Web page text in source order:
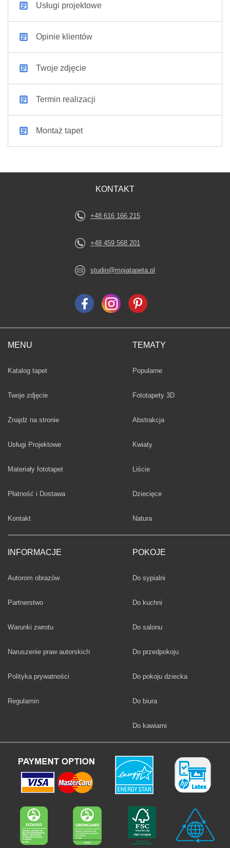
Usługi projektowe
Opinie klientów
Twoje zdjęcie
Termin realizacji
Montaż tapet
MENU
Katalog tapet
Twoje zdjęcie
Znajdż na stronie
Usługi Projektowe
Materiały fototapet
Płatność i Dostawa
Kontakt
INFORMACJE
Autorom obrazów
Partnerstwo
Warunki zwrotu
Naruszenie praw autorskich
Polityka prywatności
Regulamin
TEMATY
Fototapety
Popularne
Fototapety 3D
Fototapety
Abstrakcja
Fototapety
Kwiaty
Fototapety
Liście
Fototapety
Dziecięce
Fototapety
Natura
POKOJE
Fototapety
Do sypialni
Fototapety
Do kuchni
Fototapety
Do salonu
Fototapety
Do przedpokoju
Fototapety
Do pokoju dziecka
Fototapety
Do biura
Fototapety
Do kawiarni
KONTAKT
+48 616 166 215
+48 459 568 201
studio@mojatapeta.pl